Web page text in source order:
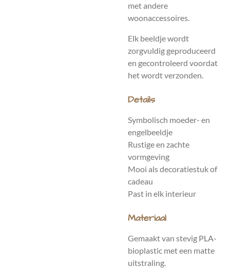
met andere
woonaccessoires.
Elk beeldje wordt
zorgvuldig geproduceerd
en gecontroleerd voordat
het wordt verzonden.
Details
Symbolisch moeder- en
engelbeeldje
Rustige en zachte
vormgeving
Mooi als decoratiestuk of
cadeau
Past in elk interieur
Materiaal
Gemaakt van stevig PLA-
bioplastic met een matte
uitstraling.